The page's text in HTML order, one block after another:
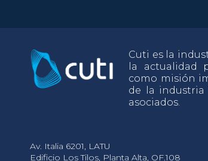
Cuti es la
la actualidad
como misión
de la industria
asociados.
Av. Italia 6201, LATU
Edificio Los Tilos, Planta Alta, OF.108